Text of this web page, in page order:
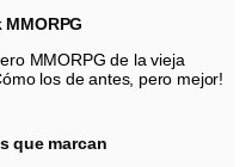
MMORPG de la vieja
los de antes, pero mejor!
que marcan